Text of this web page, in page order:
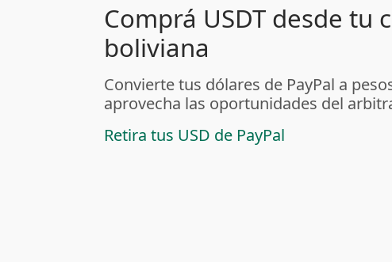
Comprá USDT desde tu
boliviana
Convierte tus dólares de PayPal a
aprovecha las oportunidades del
Retira tus USD de PayPal